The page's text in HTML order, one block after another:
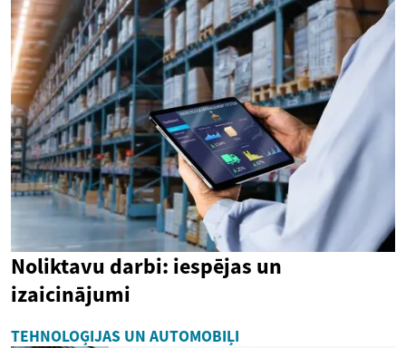
Noliktavu darbi: iespējas un
izaicinājumi
TEHNOLOĢIJAS UN AUTOMOBIĻI